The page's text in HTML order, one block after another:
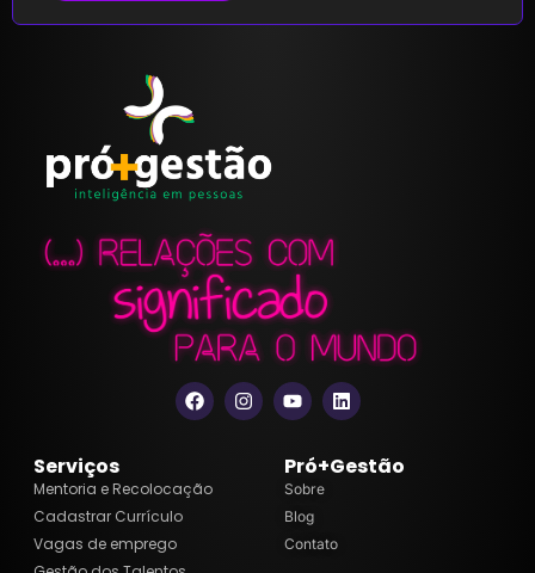
Serviços
Mentoria e Recolocação
Cadastrar Currículo
Vagas de emprego
Pró+Gestão
Sobre
Blog
Contato